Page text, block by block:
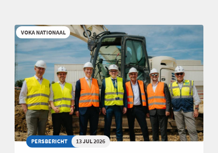
VOKA NATIONAAL
PERSBERICHT 13 JUL 2026